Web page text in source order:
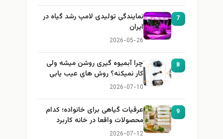
7
نمایندگی تولیدی لامپ رشد گیاه در
ایران
2026-05-26
8
چرا آبمیوه گیری روشن میشه ولی
کار نمیکنه؟ روش های عیب یابی
2026-07-10
9
عرقیات گیاهی برای خانواده؛ کدام
محصولات واقعا در خانه کاربرد
دارند؟
2026-07-12